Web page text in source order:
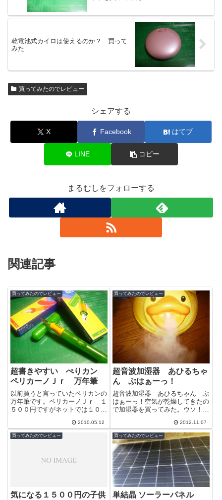
乾電池式カイロは使えるのか？ 買って
みた
買ってみたのでレビュー
シェアする
X Facebook はてブ
LINE コピー
まるむしをフォローする
関連記事
買ってみたのでレビュー
超書きやすい ぺりカン
ペリカーノＪｒ 万年筆
以前買うと言っていたペリカンの
万年筆です。ペリカーノＪｒ １
５００円ですがネットでは１００
トで注文中にまるむし嫁＾＾；に
見つかり、...
2010.05.12
買ってみたのでレビュー
超音波加湿器 あひるちゃ
ん ぶはぁーっ！
超音波加湿器 あひるちゃん ぶ
はぁーっ！空気が乾燥してきたの
で加湿器を買ってみた。ウソ！実
ミストの気化熱でどれほど涼しく
なるかテス...
2012.11.07
買ってみたのでレビュー
気になる１５００円の子供
買ってみたのでレビュー
単結晶 ソーラーパネル